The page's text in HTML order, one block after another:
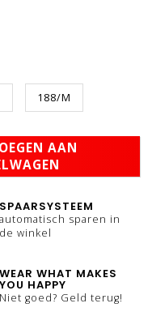
188/M
AAN
SPAARSYSTEEM
automatisch sparen in
de winkel
WEAR WHAT MAKES
YOU HAPPY
Niet goed? Geld terug!